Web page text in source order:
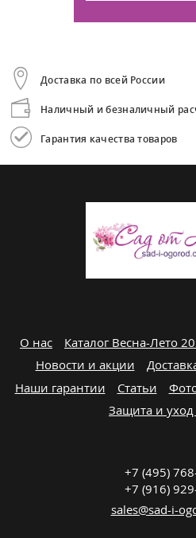
Доставка по всей России
Наличный и безналичный
Гарантия качества товаров
О нас Каталог Весна-Лето
Новости и акции
Наши гарантии
Статьи
Защита и уход
+7 (495)
+7 (916)
sales@sad-i-